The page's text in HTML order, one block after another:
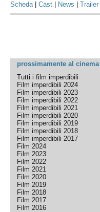
Scheda|Cast News |Trailer
prossimamente al cinema
Tutti i film imperdibili
Film imperdibili 2024
Film imperdibili 2023
Film imperdibili 2022
Film imperdibili 2021
Film imperdibili 2020
Film imperdibili 2019
Film imperdibili 2018
Film imperdibili 2017
Film 2024
Film 2023
Film 2022
Film 2021
Film 2020
Film 2019
Film 2018
Film 2017
Film 2016